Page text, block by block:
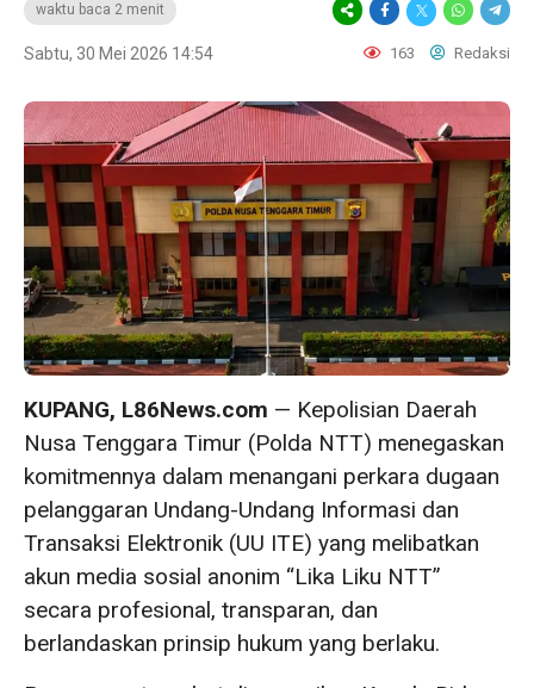
waktu baca 2 menit
Sabtu, 30 Mei 2026 14:54 163 Redaksi
KUPANG, L86News.com — Kepolisian Daerah
Nusa Tenggara Timur (Polda NTT) menegaskan
komitmennya dalam menangani perkara dugaan
pelanggaran Undang-Undang Informasi dan
Transaksi Elektronik (UU ITE) yang melibatkan
akun media sosial anonim “Lika Liku NTT”
secara profesional, transparan, dan
berlandaskan prinsip hukum yang berlaku.